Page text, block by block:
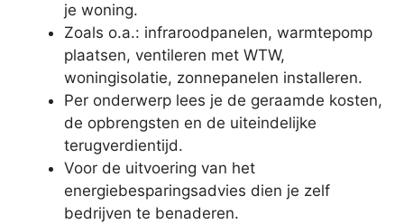
je woning.
Zoals o.a.: infraroodpanelen, warmtepomp
plaatsen, ventileren met WTW,
woningisolatie, zonnepanelen installeren.
Per onderwerp lees je de geraamde kosten,
de opbrengsten en de uiteindelijke
terugverdientijd.
Voor de uitvoering van het
energiebesparingsadvies dien je zelf
bedrijven te benaderen.